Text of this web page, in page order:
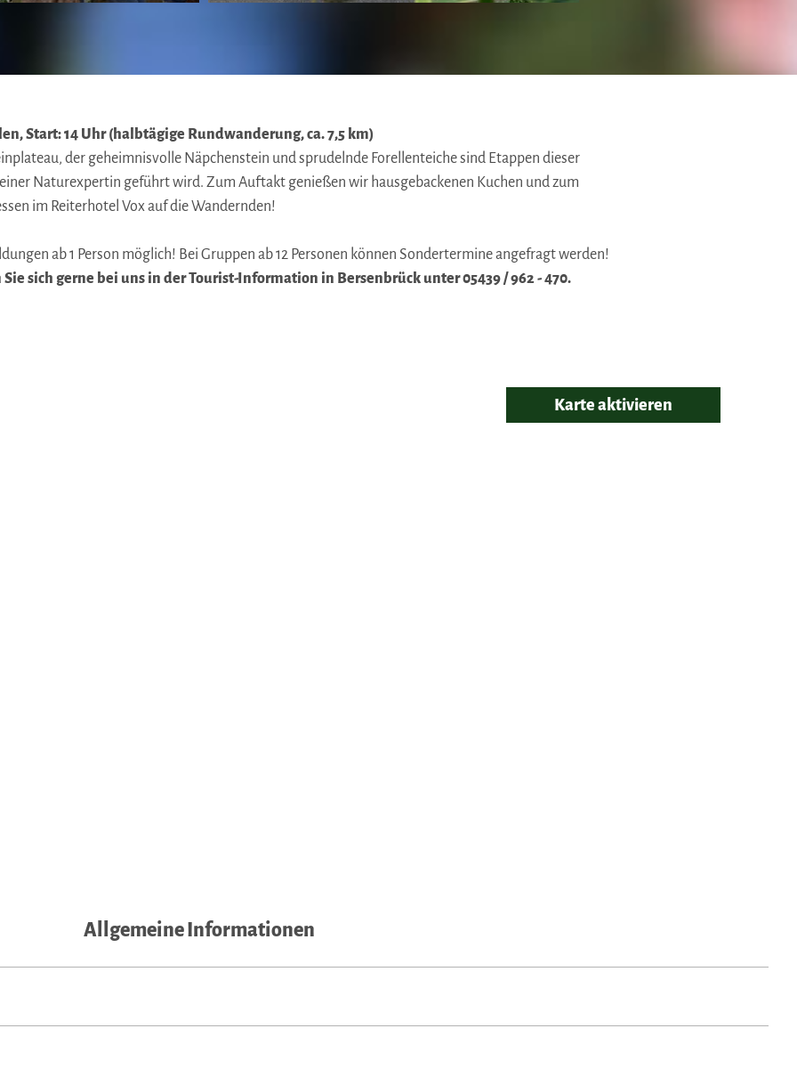
Start: 14 Uhr (halbtägige Rundwanderung, ca. 7,5 km)
der geheimnisvolle Näpchenstein und sprudelnde Forellenteiche sind Etappen dieser
Naturexpertin geführt wird. Zum Auftakt genießen wir hausgebackenen Kuchen und zum
im Reiterhotel Vox auf die Wandernden!
ab 1 Person möglich! Bei Gruppen ab 12 Personen können Sondertermine angefragt werden!
sich gerne bei uns in der Tourist-Information in Bersenbrück unter 05439 / 962 - 470.
Karte aktivieren
Allgemeine Informationen